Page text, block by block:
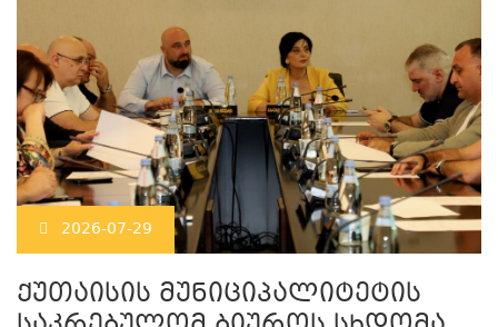
2026-07-29
ქუთაისის მუნიციპალიტეტის